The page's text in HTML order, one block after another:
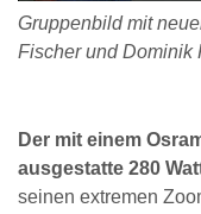
Gruppenbild mit
Fischer und Dominik
Der mit einem
ausgestatte 280
seinen extremen